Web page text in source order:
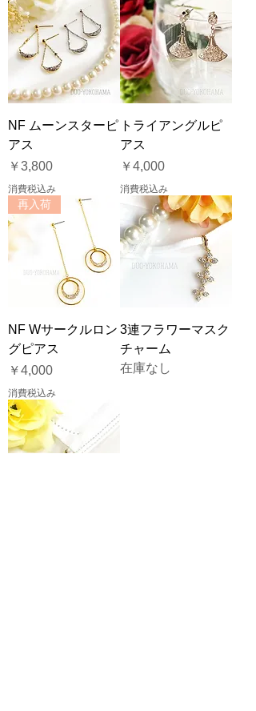
NF ムーンスターピ
アス
価格
￥3,800
消費税込み
トライアングルピ
アス
価格
￥4,000
消費税込み
再入荷
NF Wサークルロン
グピアス
価格
￥4,000
消費税込み
3連フラワーマスク
チャーム
在庫なし